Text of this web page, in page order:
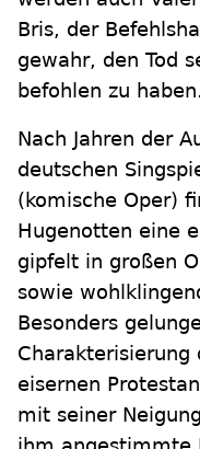
Bris, der
gewahr, den Tod
befohlen zu haben.
Nach Jahren der
deutschen
(komische Oper)
Hugenotten eine
gipfelt in großen
sowie
Besonders
Charakterisierung
eisernen
mit seiner